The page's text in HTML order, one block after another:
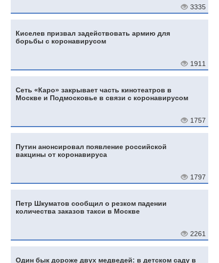
3335
Киселев призвал задействовать армию для
борьбы с коронавирусом
1911
Сеть «Каро» закрывает часть кинотеатров в
Москве и Подмосковье в связи с коронавирусом
1757
Путин анонсировал появление российской
вакцины от коронавируса
1797
Петр Шкуматов сообщил о резком падении
количества заказов такси в Москве
2261
Один бык дороже двух медведей: в детском саду в